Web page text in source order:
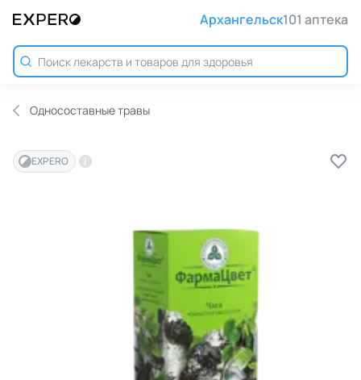
Архангельск101 аптека
Односоставные травы
EXPERO